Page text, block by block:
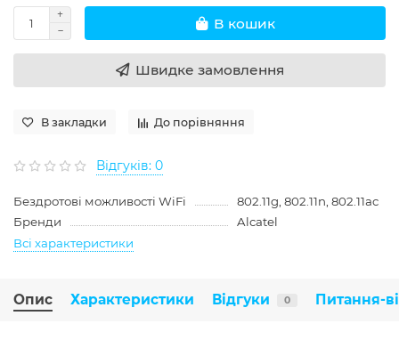
В кошик
Швидке замовлення
В закладки До порівняння
Відгуків: 0
Бездротові можливості WiFi
802.11g, 802.11n, 802.11ac
Бренди
Alcatel
Всі характеристики
Опис Характеристики Відгуки 0 Питання-